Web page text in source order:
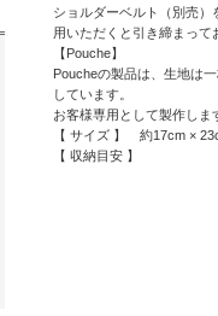
ショルダーベルト（別売
用いただくと引き締まって
【Pouche】
Poucheの製品は、生地は
しています。
お客様専用として製作し
【 サイズ 】 約17cm ×
【 収納目安 】